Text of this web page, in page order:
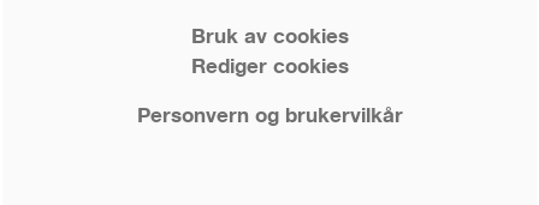
Bruk av cookies
Rediger cookies
Personvern og brukervilkår